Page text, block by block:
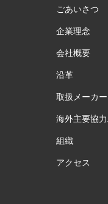
ごあいさつ
企業理念
会社概要
沿革
取扱メーカー
海外主要協
組織
アクセス